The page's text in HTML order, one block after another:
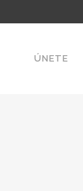
ÚNETE